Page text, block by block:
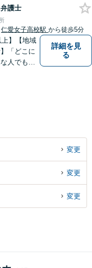
被害者な
。お気軽
弁護士
仁愛女子高校駅 から徒歩5分
上】【地域
「どこに
人でも等
詳細を見
る
変更
変更
変更